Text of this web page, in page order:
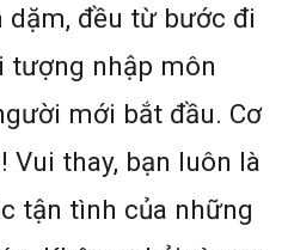
dặm, đều từ bước đi
tượng nhập môn
mới bắt đầu. Cơ
Vui thay, bạn luôn là
tận tình của những